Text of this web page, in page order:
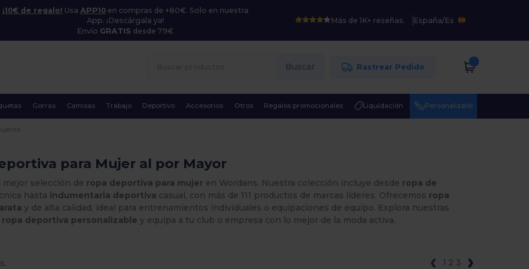
¡10€ de regalo! Usa APP10en compras de +80€. Solo en nuestra
App. ¡Descárgala ya!
Envío GRATIS desde 79€
Más de 1K+ reseñas. España/Es
Buscar Rastrear Pedido
Gorras Camisas Trabajo Deportivo Accesorios Otros Regalos promocionales Liquidación ¡Personalízalo!
para Mujer al por Mayor
mejor selección de ropa deportiva para mujer en Wordans. Nuestra colección incluye desde ropa de
hasta indumentaria deportiva casual, con más de 111 productos de marcas líderes. Ofrecemos ropa
y de alta calidad, ideal para entrenamientos individuales o equipaciones de equipo. Explora nuestras
ropa deportiva personalizable y equipa a tu club o empresa con lo mejor de la moda activa.
1 2 3